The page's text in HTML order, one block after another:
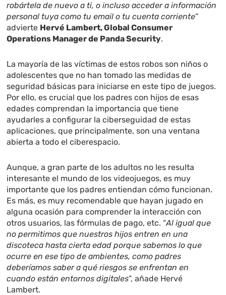
robártela de nuevo a ti, o incluso acceder a información
personal tuya como tu email o tu cuenta corriente”
advierte Hervé Lambert, Global Consumer
Operations Manager de Panda Security.
La mayoría de las víctimas de estos robos son niños o
adolescentes que no han tomado las medidas de
seguridad básicas para iniciarse en este tipo de juegos.
Por ello, es crucial que los padres con hijos de esas
edades comprendan la importancia que tiene
ayudarles a configurar la ciberseguidad de estas
aplicaciones, que principalmente, son una ventana
abierta a todo el ciberespacio.
Aunque, a gran parte de los adultos no les resulta
interesante el mundo de los videojuegos, es muy
importante que los padres entiendan cómo funcionan.
Es más, es muy recomendable que hayan jugado en
alguna ocasión para comprender la interacción con
otros usuarios, las fórmulas de pago, etc. “Al igual que
no permitimos que nuestros hijos entren en una
discoteca hasta cierta edad porque sabemos lo que
ocurre en ese tipo de ambientes, como padres
deberíamos saber a qué riesgos se enfrentan en
cuando están entornos digitales”, añade Hervé
Lambert.